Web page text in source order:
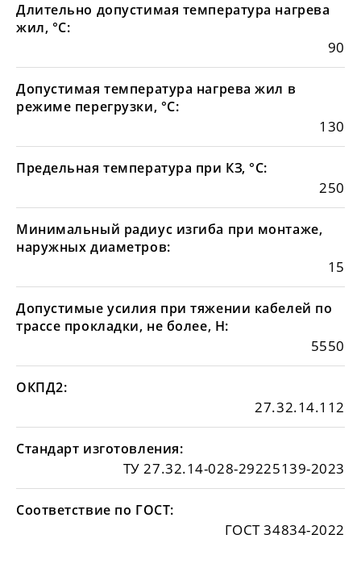
Длительно допустимая температура нагрева
жил, °С:
90
Допустимая температура нагрева жил в
режиме перегрузки, °С:
130
Предельная температура при КЗ, °С:
250
Минимальный радиус изгиба при монтаже,
наружных диаметров:
15
Допустимые усилия при тяжении кабелей по
трассе прокладки, не более, Н:
5550
ОКПД2:
27.32.14.112
Стандарт изготовления:
ТУ 27.32.14-028-29225139-2023
Соответствие по ГОСТ:
ГОСТ 34834-2022